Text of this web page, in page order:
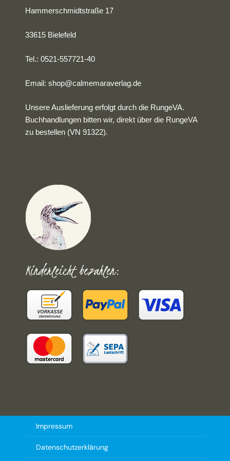
Hammerschmidtstraße 17
33615 Bielefeld
Tel.: 0521-557721-40
Email:shop@calmemaraverlag.de
Unsere Auslieferung erfolgt durch die RungeVA.
Buchhandlungen bitten wir, direkt über die RungeVA
zu bestellen (VN 91322).
Kinderleicht bezahlen:
Impressum
Datenschutzerklärung